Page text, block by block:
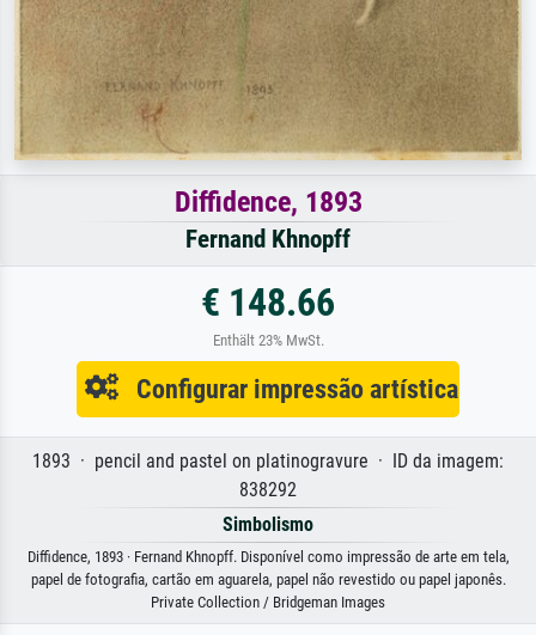
Diffidence, 1893
Fernand Khnopff
€ 148.66
Enthält 23% MwSt.
Configurar impressão artística
1893 · pencil and pastel on platinogravure · ID da imagem:
838292
Simbolismo
Diffidence, 1893 · Fernand Khnopff. Disponível como impressão de arte em tela,
papel de fotografia, cartão em aguarela, papel não revestido ou papel japonês.
Private Collection / Bridgeman Images